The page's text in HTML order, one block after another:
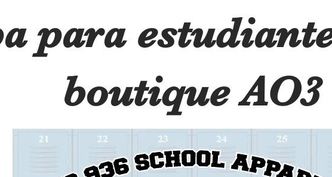
para
boutique AO3